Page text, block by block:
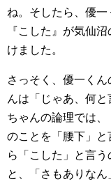
ね。そしたら、優
『こした』が気仙
けました。
さっそく、優一く
んは「じゃあ、何
ちゃんの論理では
のことを「腰下」
ら「こした」と言
と、「さもありなん